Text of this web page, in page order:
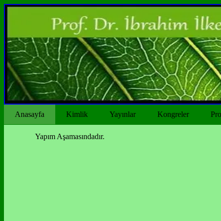
Anasayfa Kimlik Yayınlar Kongreler
Yapım Aşamasındadır.